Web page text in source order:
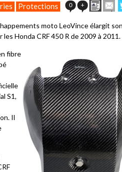
Protections 0 +
cet
à
un
moto LeoVince élargit
Honda CRF 450 R de 2009 à 2011.
fibre
S1,
Il